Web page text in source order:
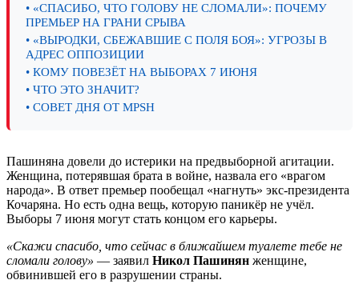
• «СПАСИБО, ЧТО ГОЛОВУ НЕ СЛОМАЛИ»: ПОЧЕМУ
ПРЕМЬЕР НА ГРАНИ СРЫВА
• «ВЫРОДКИ, СБЕЖАВШИЕ С ПОЛЯ БОЯ»: УГРОЗЫ В
АДРЕС ОППОЗИЦИИ
• КОМУ ПОВЕЗЁТ НА ВЫБОРАХ 7 ИЮНЯ
• ЧТО ЭТО ЗНАЧИТ?
• СОВЕТ ДНЯ ОТ MPSH
Пашиняна довели до истерики на предвыборной агитации.
Женщина, потерявшая брата в войне, назвала его «врагом
народа». В ответ премьер пообещал «нагнуть» экс-президента
Кочаряна. Но есть одна вещь, которую паникёр не учёл.
Выборы 7 июня могут стать концом его карьеры.
«Скажи спасибо, что сейчас в ближайшем туалете тебе не
сломали голову» — заявил Никол Пашинян женщине,
обвинившей его в разрушении страны.